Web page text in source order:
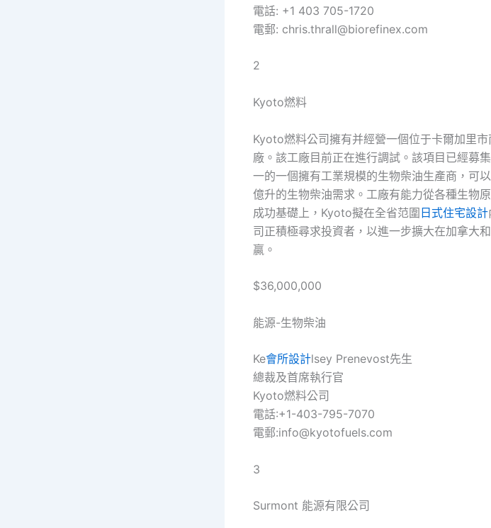
電話: +1 403 705-1720
電郵: chris.thrall@biorefinex.com
2
Kyoto燃料
Kyoto燃料公司擁有并經營一個位于卡爾加里
廠。該工廠目前正在進行調試。該項目已經募
一的一個擁有工業規模的生物柴油生產商，可
億升的生物柴油需求。工廠有能力從各種生物
成功基礎上，Kyoto擬在全省范圍日式住宅設計
司正積極尋求投資者，以進一步擴大在加拿大
贏。
$36,000,000
能源-生物柴油
Ke會所設計lsey Prenevost先生
總裁及首席執行官
Kyoto燃料公司
電話:+1-403-795-7070
電郵:info@kyotofuels.com
3
Surmont 能源有限公司